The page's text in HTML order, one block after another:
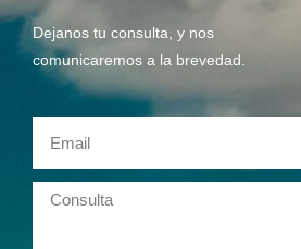
Dejanos tu consulta, y nos
comunicaremos a la brevedad.